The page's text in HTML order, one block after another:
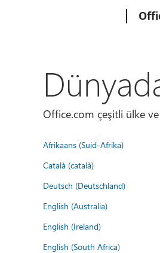
Office.com çeşitli ülke
Afrikaans (Suid-Afrika)
Català (català)
Deutsch (Deutschland)
English (Australia)
English (Ireland)
English (South Africa)